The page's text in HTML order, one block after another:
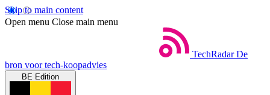
Skip to main content
Open menu Close main menu
TechRadar De
bron voor tech-koopadvies
BE Edition